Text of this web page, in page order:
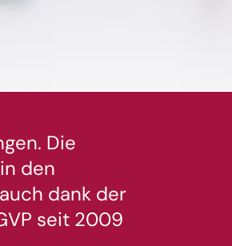
Die
den
dank der
seit 2009